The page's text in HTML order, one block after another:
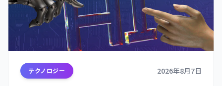
テクノロジー 2026年8月7日